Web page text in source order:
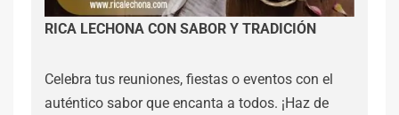
RICA LECHONA CON SABOR Y TRADICIÓN
Celebra tus reuniones, fiestas o eventos con el
auténtico sabor que encanta a todos. ¡Haz de